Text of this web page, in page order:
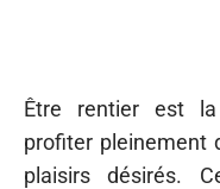
Être rentier est
profiter pleinement
plaisirs désirés.